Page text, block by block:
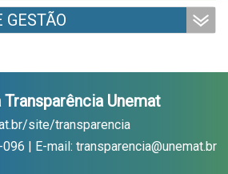
GESTÃO
Transparência Unemat
site/transparencia
| E-mail: transparencia@unemat.br